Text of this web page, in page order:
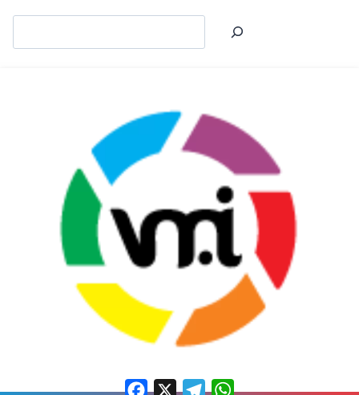
Facebook
X Telegram